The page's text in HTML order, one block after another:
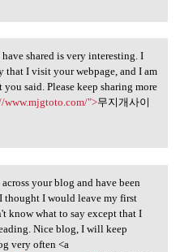
have shared
shared is very interesting. I
that I visit your webpage, and I am
you said. Please keep sharing more
www.mjgtoto.com/">무지개사이
across your
your blog and have been
thought I would leave my first
know what to say except that I
Nice blog, I will keep
very often <a